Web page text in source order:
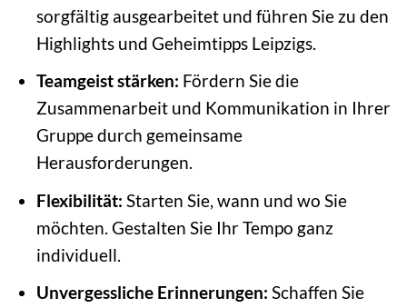
sorgfältig ausgearbeitet und führen Sie zu den
Highlights und Geheimtipps Leipzigs.
Teamgeist stärken: Fördern Sie die
Zusammenarbeit und Kommunikation in Ihrer
Gruppe durch gemeinsame
Herausforderungen.
Flexibilität: Starten Sie, wann und wo Sie
möchten. Gestalten Sie Ihr Tempo ganz
individuell.
Unvergessliche Erinnerungen: Schaffen Sie